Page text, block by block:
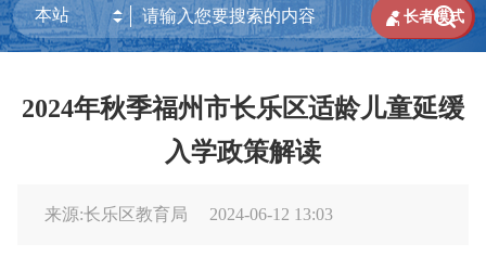

 长者模式
2024年秋季福州市长乐区适龄儿童延缓
入学政策解读
来源:长乐区教育局 2024-06-12 13:03